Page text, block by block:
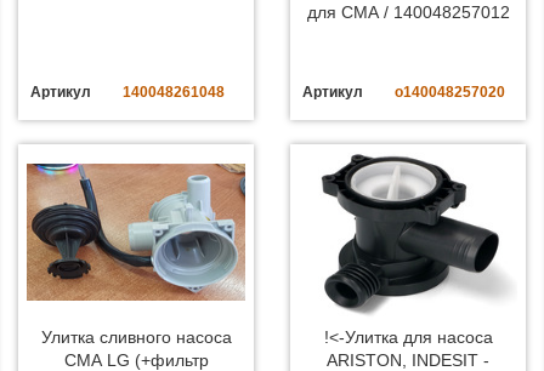
Артикул 140048261048
для СМА / 140048257012
Артикул o140048257020
Улитка сливного насоса
СМА LG (+фильтр
!<-Улитка для насоса
ARISTON, INDESIT -